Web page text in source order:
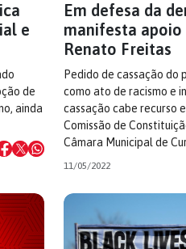
e
de
ainda
Em defesa da
manifesta
Renato Freitas
Pedido de cassação do
como ato de racismo e
cassação cabe recurso
Comissão de
Câmara Municipal de
11/05/2022